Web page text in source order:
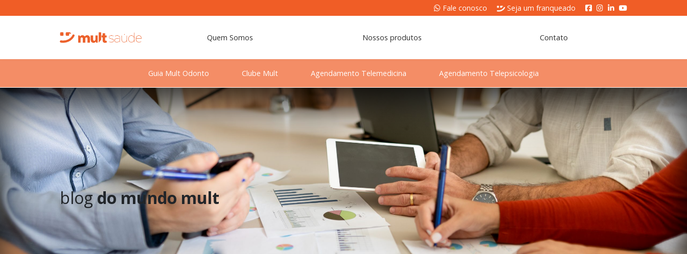
Fale conosco Seja um franqueado
Quem Somos Nossos produtos Contato
Guia Mult Odonto Clube Mult Agendamento Telemedicina Agendamento Telepsicologia
blogdo mundo mult